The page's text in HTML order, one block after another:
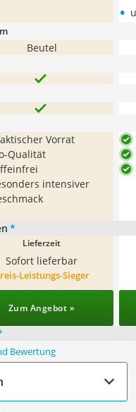
•
Beutel
Vorrat
Qualität
intensiver
*
Lieferzeit
Sofort lieferbar
Leistungs-Sieger
Zum Angebot »
Bewertung